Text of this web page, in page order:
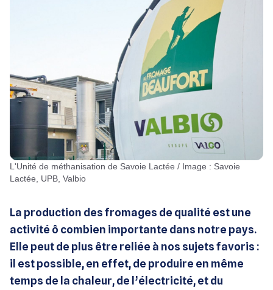
L'Unité de méthanisation de Savoie Lactée / Image : Savoie
Lactée, UPB, Valbio
La production des fromages de qualité est une
activité ô combien importante dans notre pays.
Elle peut de plus être reliée à nos sujets favoris :
il est possible, en effet, de produire en même
temps de la chaleur, de l’électricité, et du